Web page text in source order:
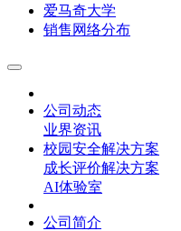
爱马奇大学
销售网络分布
公司动态
业界资讯
校园安全解决方案
成长评价解决方案
AI体验室
公司简介